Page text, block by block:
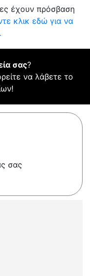
έχουν πρόσβαση
κλικ εδώ για να
σας?
να λάβετε το
σας